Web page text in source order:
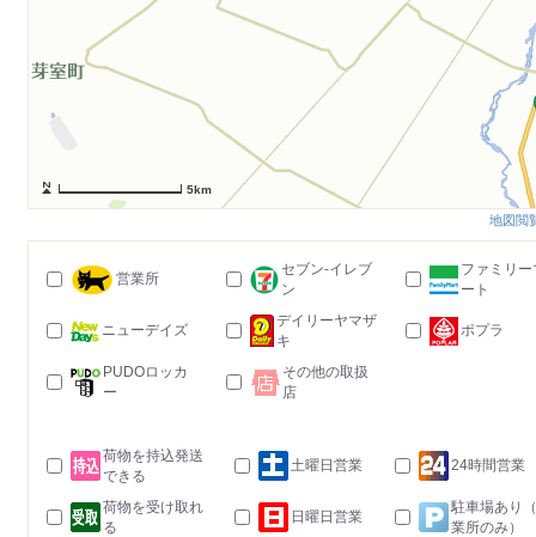
5km
地図閲
営業所
セブン-イレブ
ン
ファミリー
ート
ニューデイズ
デイリーヤマザ
キ
ポプラ
PUDOロッカ
ー
その他の取扱
店
荷物を持込発送
できる
土曜日営業 24時間営業
荷物を受け取れ
る
日曜日営業
駐車場あり
業所のみ）